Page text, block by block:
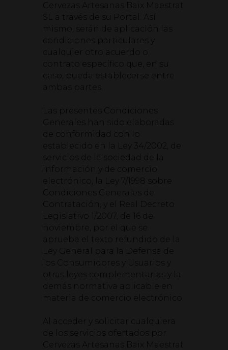
Cervezas Artesanas Baix Maestrat
SL a través de su Portal. Así
mismo, serán de aplicación las
condiciones particulares y
cualquier otro acuerdo o
contrato específico que, en su
caso, pueda establecerse entre
ambas partes.
Las presentes Condiciones
Generales han sido elaboradas
de conformidad con lo
establecido en la Ley 34/2002, de
servicios de la sociedad de la
información y de comercio
electrónico, la Ley 7/1998 sobre
Condiciones Generales de
Contratación, y el Real Decreto
Legislativo 1/2007, de 16 de
noviembre, por el que se
aprueba el texto refundido de la
Ley General para la Defensa de
los Consumidores y Usuarios y
otras leyes complementarias y la
demás normativa aplicable en
materia de comercio electrónico.
Al acceder y solicitar cualquiera
de los servicios ofertados por
Cervezas Artesanas Baix Maestrat